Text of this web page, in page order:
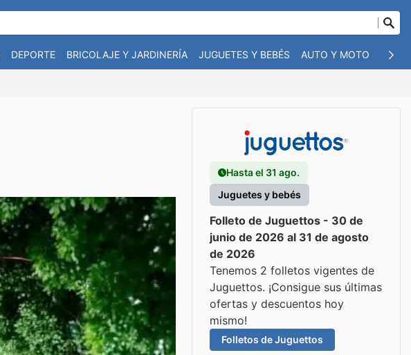
DEPORTE BRICOLAJE Y JARDINERÍA JUGUETES Y BEBÉS AUTO Y MOTO
Hasta el 31 ago.
Juguetes y bebés
Folleto de Juguettos - 30 de
junio de 2026 al 31 de agosto
de 2026
Tenemos 2 folletos vigentes de
Juguettos. ¡Consigue sus últimas
ofertas y descuentos hoy
mismo!
Folletos de Juguettos